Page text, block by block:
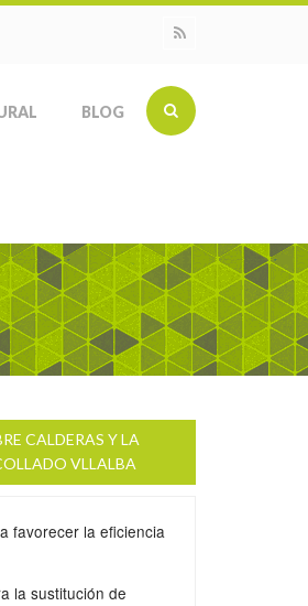
BLOG
CALDERAS Y LA
VLLALBA
favorecer la eficiencia
la sustitución de